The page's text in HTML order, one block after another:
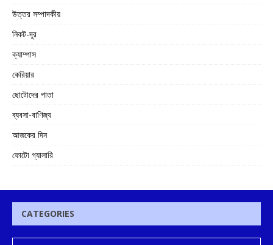
উত্তর সম্পাদকীয়
নিকট-দূর
ক্যাম্পাস
কেরিয়ার
ছোটোদের পাতা
ব্যবসা-বাণিজ্য
আজকের দিন
ফোটো গ্যালারি
CATEGORIES